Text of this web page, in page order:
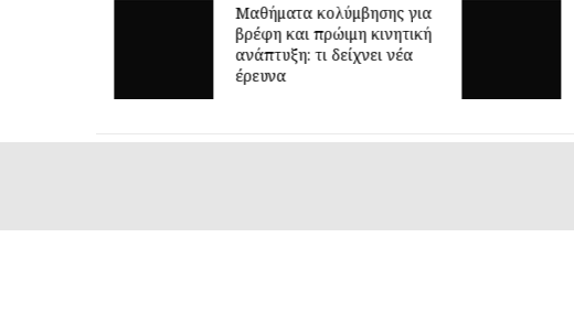
Μαθήματα κολύμβησης για
βρέφη και πρώιμη κινητική
ανάπτυξη: τι δείχνει νέα
έρευνα